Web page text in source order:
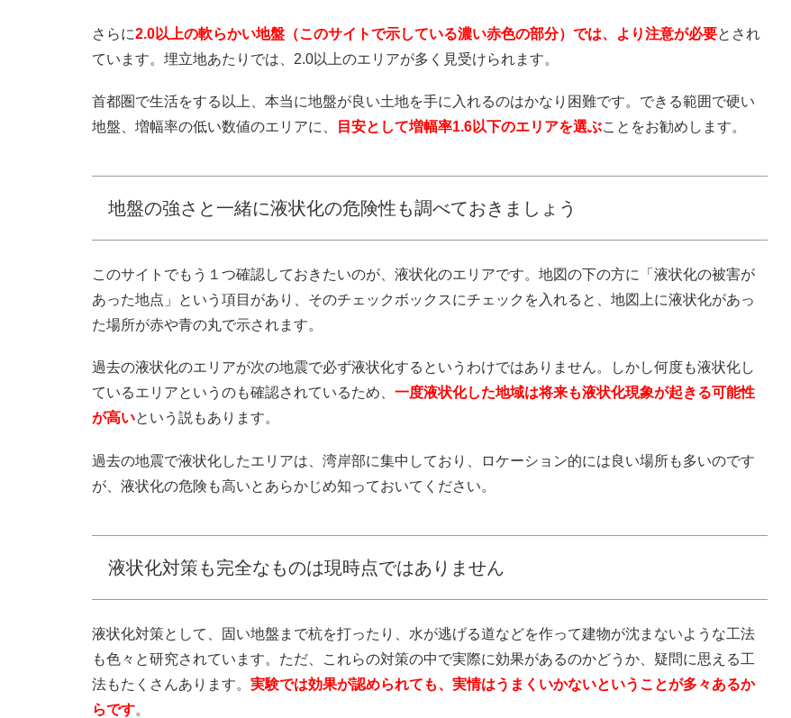
さらに2.0以上の軟らかい地盤（このサイトで示している濃い赤色の部分）では、より注意が必要とされ
ています。埋立地あたりでは、2.0以上のエリアが多く見受けられます。
首都圏で生活をする以上、本当に地盤が良い土地を手に入れるのはかなり困難です。できる範囲で硬い
地盤、増幅率の低い数値のエリアに、
目安として増幅率1.6以下のエリアを選ぶことをお勧めします。
地盤の強さと一緒に液状化の危険性も調べておきましょう
このサイトでもう１つ確認しておきたいのが、液状化のエリアです。地図の下の方に「液状化の被害が
あった地点」という項目があり、そのチェックボックスにチェックを入れると、地図上に液状化があっ
た場所が赤や青の丸で示されます。
過去の液状化のエリアが次の地震で必ず液状化するというわけではありません。しかし何度も液状化し
ているエリアというのも確認されているため、 一度液状化した地域は将来も液状化現象が起きる可能性
が高いという説もあります。
過去の地震で液状化したエリアは、湾岸部に集中しており、ロケーション的には良い場所も多いのです
が、液状化の危険も高いとあらかじめ知っておいてください。
液状化対策も完全なものは現時点ではありません
液状化対策として、固い地盤まで杭を打ったり、水が逃げる道などを作って建物が沈まないような工法
も色々と研究されています。ただ、これらの対策の中で実際に効果があるのかどうか、疑問に思える工
法もたくさんあります。 実験では効果が認められても、実情はうまくいかないということが多々あるか
らです。